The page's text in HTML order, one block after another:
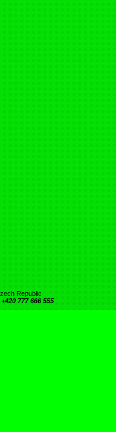
Republic
777 666 555